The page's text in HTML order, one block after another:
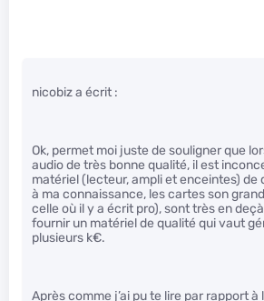
nicobiz a écrit :
Ok, permet moi juste de souligner que
audio de très bonne qualité, il est
matériel (lecteur, ampli et enceintes) de
à ma connaissance, les cartes son
celle où il y a écrit pro), sont très en
fournir un matériel de qualité qui vaut
plusieurs k€.
Après comme j’ai pu te lire par rapport à